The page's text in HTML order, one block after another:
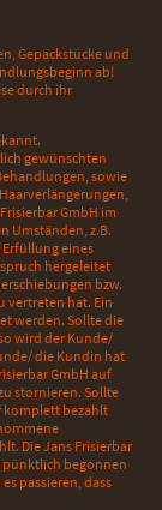
Gepäckstücke und
ab!
durch ihr
gewünschten
sowie
GmbH im
Umständen, z.B.
eines
hergeleitet
bzw.
vertreten hat. Ein
werden. Sollte die
wird der Kunde/
die Kundin hat
GmbH auf
stornieren. Sollte
komplett bezahlt
Die Jans Frisierbar
pünktlich begonnen
passieren, dass